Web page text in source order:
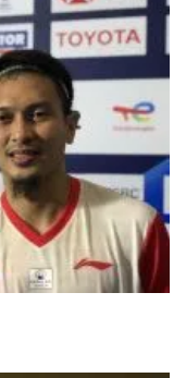
akrobat dari